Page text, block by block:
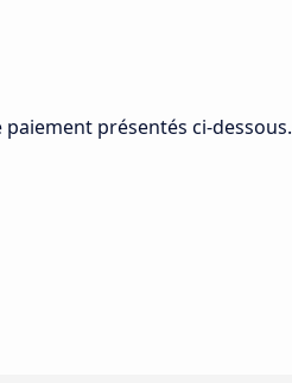
présentés ci-dessous.